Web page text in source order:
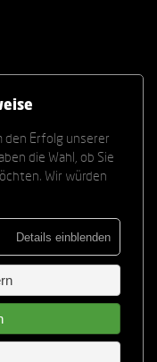
den Erfolg unserer
die Wahl, ob Sie
Wir würden
Details einblenden